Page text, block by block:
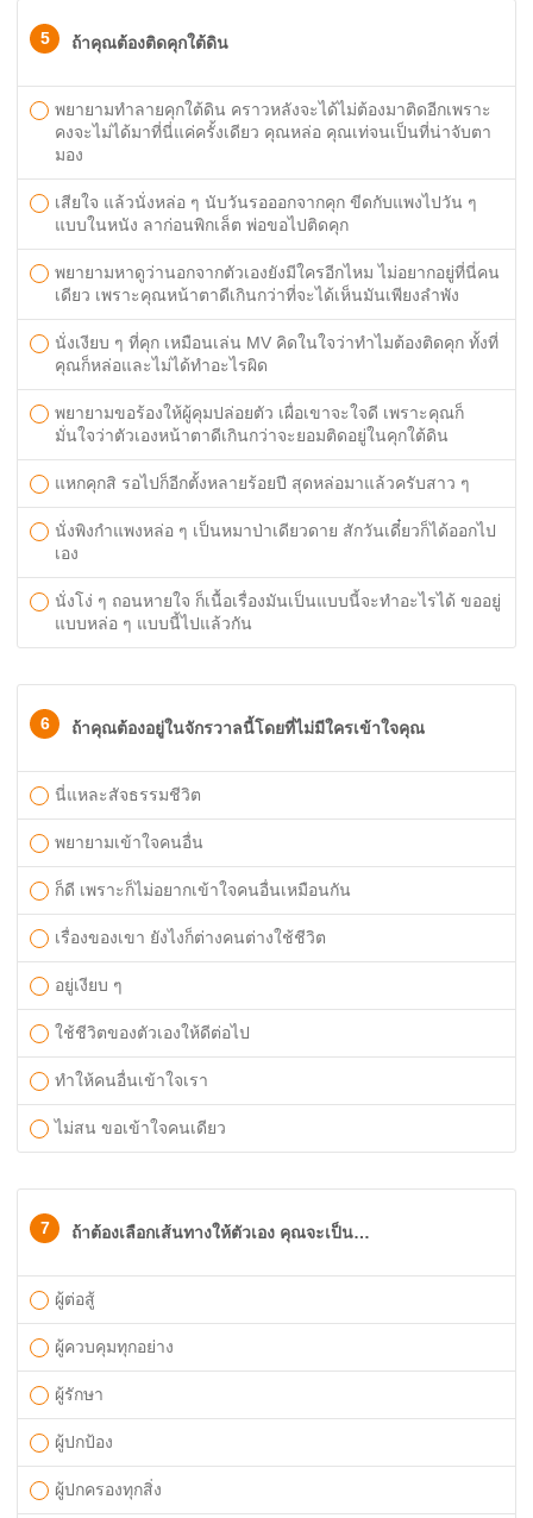
5 ถ้าคุณต้องติดคุกใต้ดิน
พยายามทำลายคุกใต้ดิน คราวหลังจะได้ไม่ต้องมาติดอีกเพราะ
คงจะไม่ได้มาที่นี่แค่ครั้งเดียว คุณหล่อ คุณเท่จนเป็นที่น่าจับตา
มอง
เสียใจ แล้วนั่งหล่อ ๆ นับวันรอออกจากคุก ขีดกับแพงไปวัน ๆ
แบบในหนัง ลาก่อนพิกเล็ต พ่อขอไปติดคุก
พยายามหาดูว่านอกจากตัวเองยังมีใครอีกไหม ไม่อยากอยู่ที่นี่คน
เดียว เพราะคุณหน้าตาดีเกินกว่าที่จะได้เห็นมันเพียงลำพัง
นั่งเงียบ ๆ ที่คุก เหมือนเล่น MV คิดในใจว่าทำไมต้องติดคุก ทั้งที่
คุณก็หล่อและไม่ได้ทำอะไรผิด
พยายามขอร้องให้ผู้คุมปล่อยตัว เผื่อเขาจะใจดี เพราะคุณก็
มั่นใจว่าตัวเองหน้าตาดีเกินกว่าจะยอมติดอยู่ในคุกใต้ดิน
แหกคุกสิ รอไปก็อีกตั้งหลายร้อยปี สุดหล่อมาแล้วครับสาว ๆ
นั่งพิงกำแพงหล่อ ๆ เป็นหมาป่าเดียวดาย สักวันเดี๋ยวก็ได้ออกไป
เอง
นั่งโง่ ๆ ถอนหายใจ ก็เนื้อเรื่องมันเป็นแบบนี้จะทำอะไรได้ ขออยู่
แบบหล่อ ๆ แบบนี้ไปแล้วกัน
6 ถ้าคุณต้องอยู่ในจักรวาลนี้โดยที่ไม่มีใครเข้าใจคุณ
นี่แหละสัจธรรมชีวิต
พยายามเข้าใจคนอื่น
ก็ดี เพราะก็ไม่อยากเข้าใจคนอื่นเหมือนกัน
เรื่องของเขา ยังไงก็ต่างคนต่างใช้ชีวิต
อยู่เงียบ ๆ
ใช้ชีวิตของตัวเองให้ดีต่อไป
ทำให้คนอื่นเข้าใจเรา
ไม่สน ขอเข้าใจคนเดียว
7 ถ้าต้องเลือกเส้นทางให้ตัวเอง คุณจะเป็น…
ผู้ต่อสู้
ผู้ควบคุมทุกอย่าง
ผู้รักษา
ผู้ปกป้อง
ผู้ปกครองทุกสิ่ง